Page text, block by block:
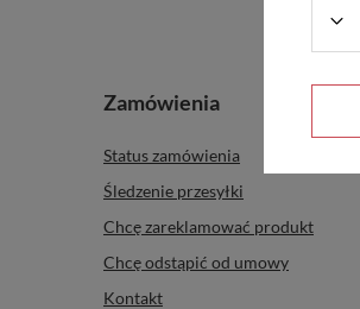
Zamówienia
Status zamówienia
Śledzenie przesyłki
Chcę zareklamować produkt
Chcę odstąpić od umowy
Kontakt